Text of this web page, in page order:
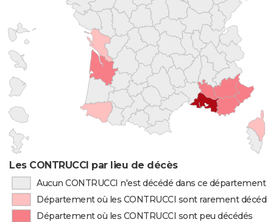
Les CONTRUCCI par lieu de décès
Aucun CONTRUCCI n'est décédé dans ce département
Département où les CONTRUCCI sont rarement
Département où les CONTRUCCI sont peu décédés